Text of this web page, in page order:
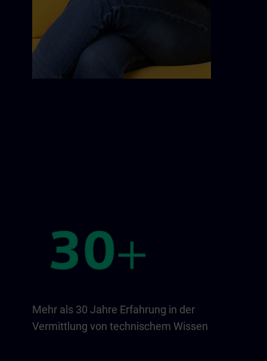
Mehr als 30 Jahre Erfahrung in der
Vermittlung von technischem Wissen